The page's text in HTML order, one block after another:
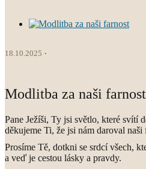
18.10.2025
Modlitba za naši farnost
Pane Ježíši, Ty jsi světlo, které svítí
děkujeme Ti, že jsi nám daroval naši
Prosíme Tě, dotkni se srdcí všech,
a veď je cestou lásky a pravdy.